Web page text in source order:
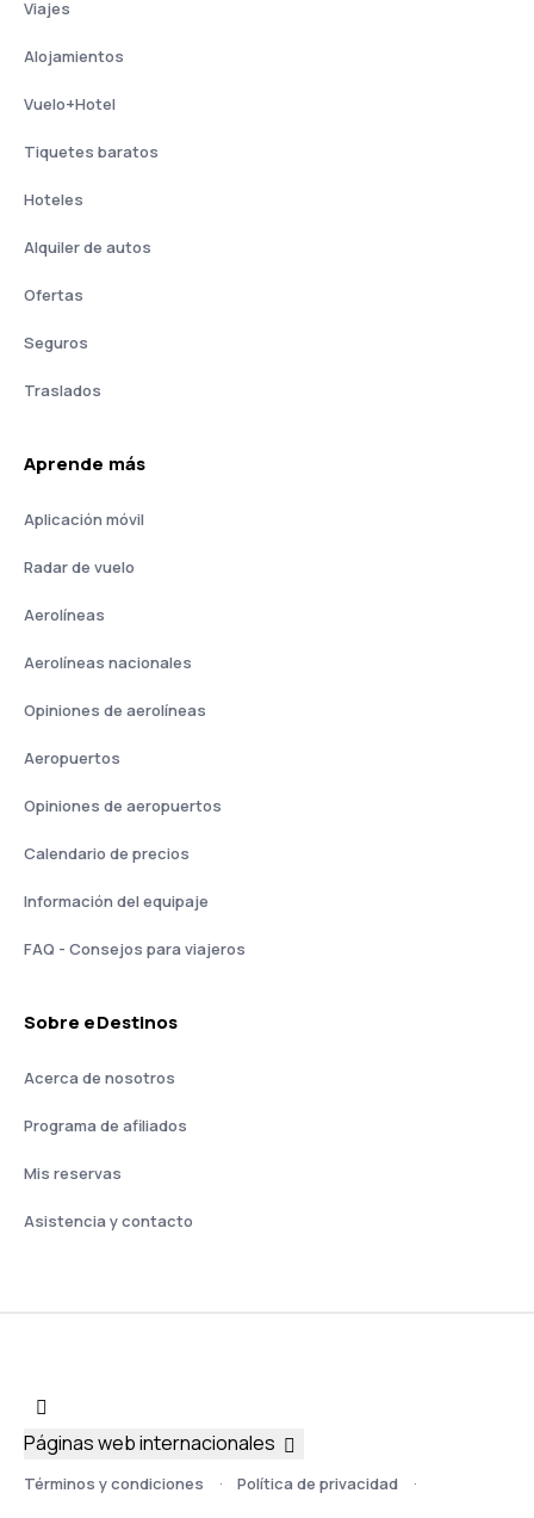
Viajes
Alojamientos
Vuelo+Hotel
Tiquetes baratos
Hoteles
Alquiler de autos
Ofertas
Seguros
Traslados
Aprende más
Aplicación móvil
Radar de vuelo
Aerolíneas
Aerolíneas nacionales
Opiniones de aerolíneas
Aeropuertos
Opiniones de aeropuertos
Calendario de precios
Información del equipaje
FAQ - Consejos para viajeros
Sobre eDestinos
Acerca de nosotros
Programa de afiliados
Mis reservas
Asistencia y contacto
Términos y condiciones Política de privacidad
Páginas web internacionales